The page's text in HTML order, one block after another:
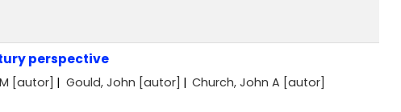
perspective
[autor] Gould, John [autor] Church, John A [autor]